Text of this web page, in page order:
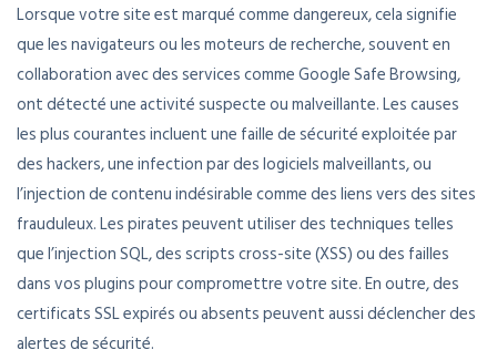
Lorsque votre site est marqué comme dangereux, cela signifie
que les navigateurs ou les moteurs de recherche, souvent en
collaboration avec des services comme Google Safe Browsing,
ont détecté une activité suspecte ou malveillante. Les causes
les plus courantes incluent une faille de sécurité exploitée par
des hackers, une infection par des logiciels malveillants, ou
l’injection de contenu indésirable comme des liens vers des sites
frauduleux. Les pirates peuvent utiliser des techniques telles
que l’injection SQL, des scripts cross-site (XSS) ou des failles
dans vos plugins pour compromettre votre site. En outre, des
certificats SSL expirés ou absents peuvent aussi déclencher des
alertes de sécurité.